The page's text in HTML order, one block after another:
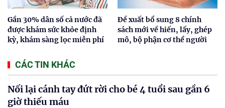
Gần 30% dân số cả nước đã
được khám sức khỏe định
kỳ, khám sàng lọc miễn phí
Đề xuất bổ sung 8 chính
sách mới về hiến, lấy, ghép
mô, bộ phận cơ thể người
CÁC TIN KHÁC
Nối lại cánh tay đứt rời cho bé 4 tuổi sau gần 6
giờ thiếu máu